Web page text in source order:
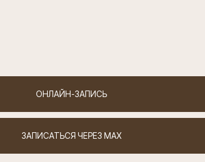
ОНЛАЙН-ЗАПИСЬ
ЗАПИСАТЬСЯ ЧЕРЕЗ MAX